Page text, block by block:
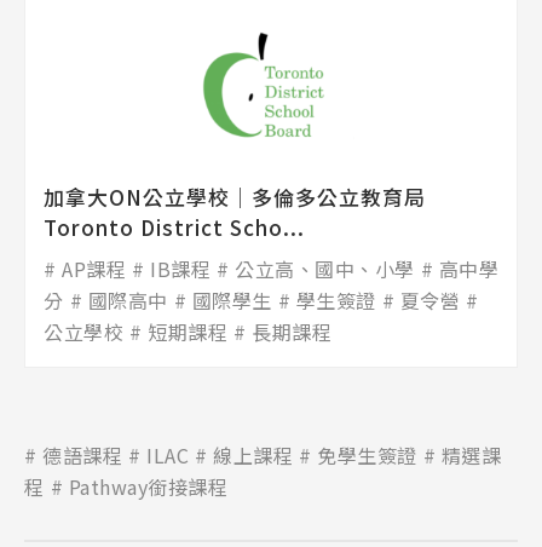
加拿大ON公立學校│多倫多公立教育局
Toronto District Scho...
AP課程 IB課程 公立高、國中、小學
高中學
分
國際高中 國際學生 學生簽證
夏令營
公立學校
短期課程 長期課程
德語課程 ILAC 線上課程 免學生簽證
精選課
程
Pathway銜接課程